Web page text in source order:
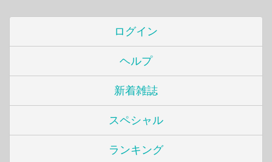
ログイン
ヘルプ
新着雑誌
スペシャル
ランキング